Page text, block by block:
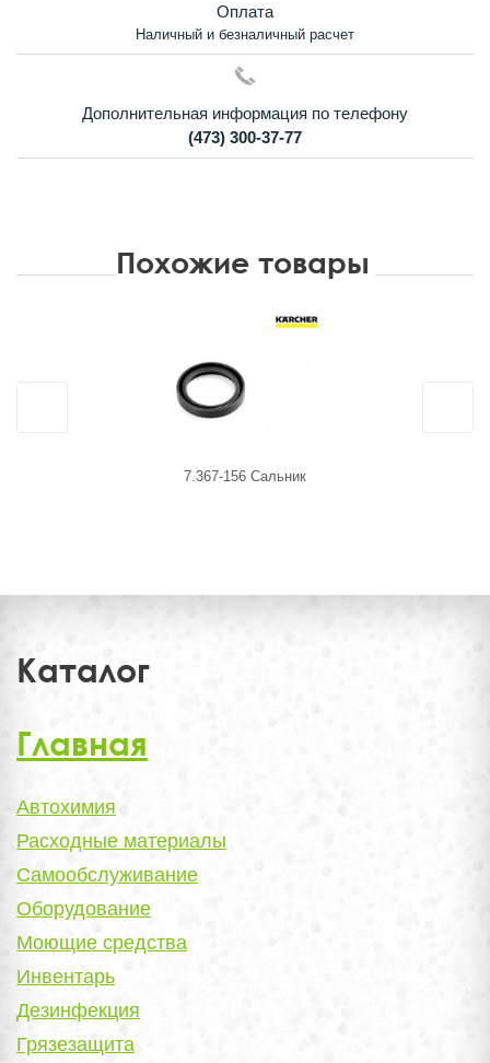
Оплата
Наличный и безналичный расчет
Дополнительная информация по телефону
(473) 300-37-77
Похожие товары
7.367-156 Сальник
Каталог
Главная
Автохимия
Расходные материалы
Самообслуживание
Оборудование
Моющие средства
Инвентарь
Дезинфекция
Грязезащита